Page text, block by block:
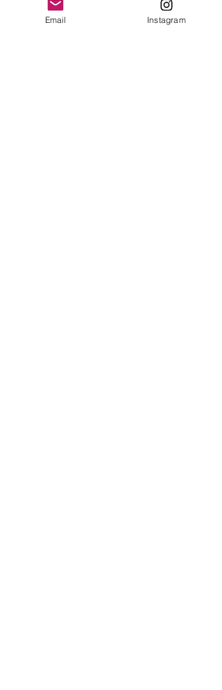
longe do hype, como imagem,
tecnologia e sensibilidade podem
Email Instagram